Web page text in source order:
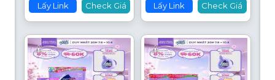
Lấy Link Check Giá Lấy Link Check Giá